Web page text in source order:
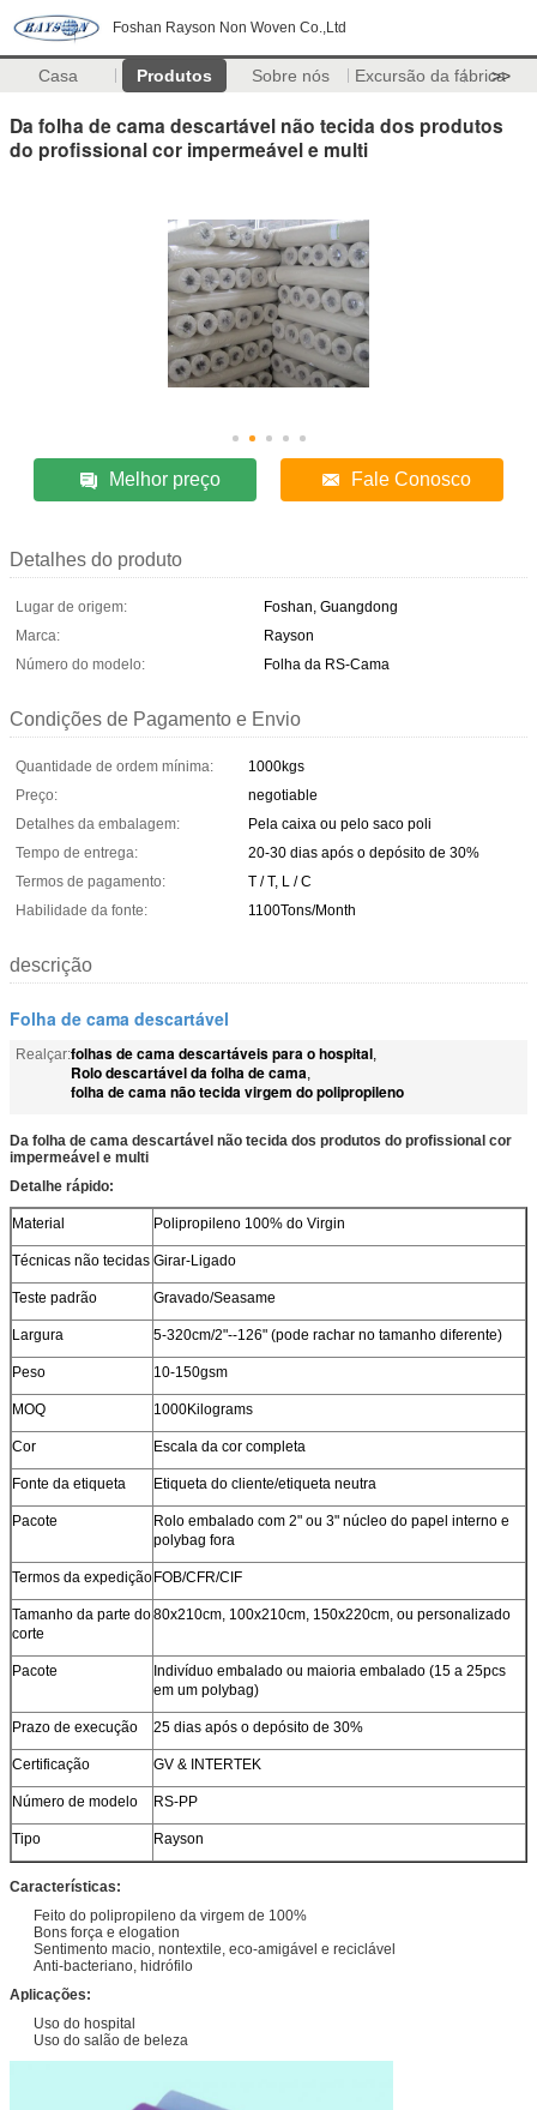
Foshan Rayson Non Woven Co.,Ltd
Casa Produtos Sobre nós Excursão da fábrica
>>
Da folha de cama descartável não tecida dos produtos
do profissional cor impermeável e multi
Melhor preço Fale Conosco
Detalhes do produto
Lugar de origem:
Foshan, Guangdong
Marca:
Rayson
Número do modelo:
Folha da RS-Cama
Condições de Pagamento e Envio
Quantidade de ordem mínima:
1000kgs
Preço:
negotiable
Detalhes da embalagem:
Pela caixa ou pelo saco poli
Tempo de entrega:
20-30 dias após o depósito de 30%
Termos de pagamento:
T / T, L / C
Habilidade da fonte:
1100Tons/Month
descrição
Folha de cama descartável
Realçar:folhas de cama descartáveis para o hospital,
Rolo descartável da folha de cama,
folha de cama não tecida virgem do polipropileno
Da folha de cama descartável não tecida dos produtos do profissional cor
impermeável e multi
Detalhe rápido:
Material Polipropileno 100% do Virgin
Técnicas não tecidas Girar-Ligado
Teste padrão Gravado/Seasame
Largura 5-320cm/2"--126" (pode rachar no tamanho diferente)
Peso 10-150gsm
MOQ 1000Kilograms
Cor Escala da cor completa
Fonte da etiqueta Etiqueta do cliente/etiqueta neutra
Pacote
Rolo embalado com 2" ou 3" núcleo do papel interno e
polybag fora
Termos da expediçãoFOB/CFR/CIF
Tamanho da parte do
corte
80x210cm, 100x210cm, 150x220cm, ou personalizado
Pacote
Indivíduo embalado ou maioria embalado (15 a 25pcs
em um polybag)
Prazo de execução 25 dias após o depósito de 30%
Certificação GV & INTERTEK
Número de modelo RS-PP
Tipo Rayson
Características:
Feito do polipropileno da virgem de 100%
Bons força e elogation
Sentimento macio, nontextile, eco-amigável e reciclável
Anti-bacteriano, hidrófilo
Aplicações:
Uso do hospital
Uso do salão de beleza